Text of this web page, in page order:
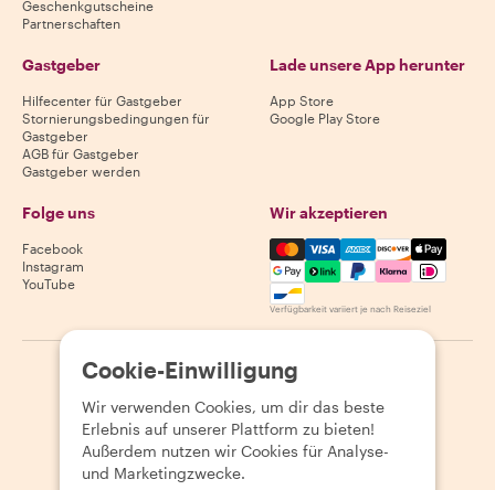
Geschenkgutscheine
Partnerschaften
Gastgeber
Hilfecenter für Gastgeber
Stornierungsbedingungen für
Gastgeber
AGB für Gastgeber
Gastgeber werden
Lade unsere App herunter
App Store
Google Play Store
Folge uns
Facebook
Instagram
YouTube
Wir akzeptieren
Mastercard, Visa, Amex,
Verfügbarkeit variiert je nach Reiseziel
2026 Withlocals.com | Datenschutzerklärung
Seitenübersicht
Cookie-Einwilligung
Wir verwenden Cookies, um dir das beste
Erlebnis auf unserer Plattform zu bieten!
Außerdem nutzen wir Cookies für Analyse-
und Marketingzwecke.